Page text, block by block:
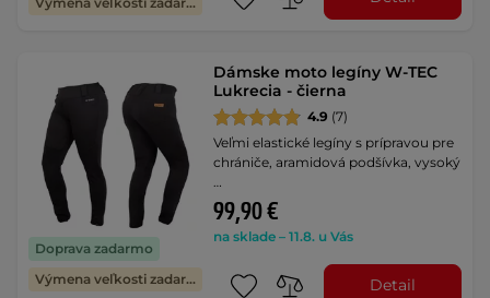
Doprava zadarmo
Výmena veľkosti zadarmo
Dámske moto legíny W-TEC
Lukrecia - čierna
4.9 (7)
Veľmi elastické legíny s prípravou pre
chrániče, aramidová podšívka, vysoký
99,90 €
na sklade – 11.8. u Vás
Detail